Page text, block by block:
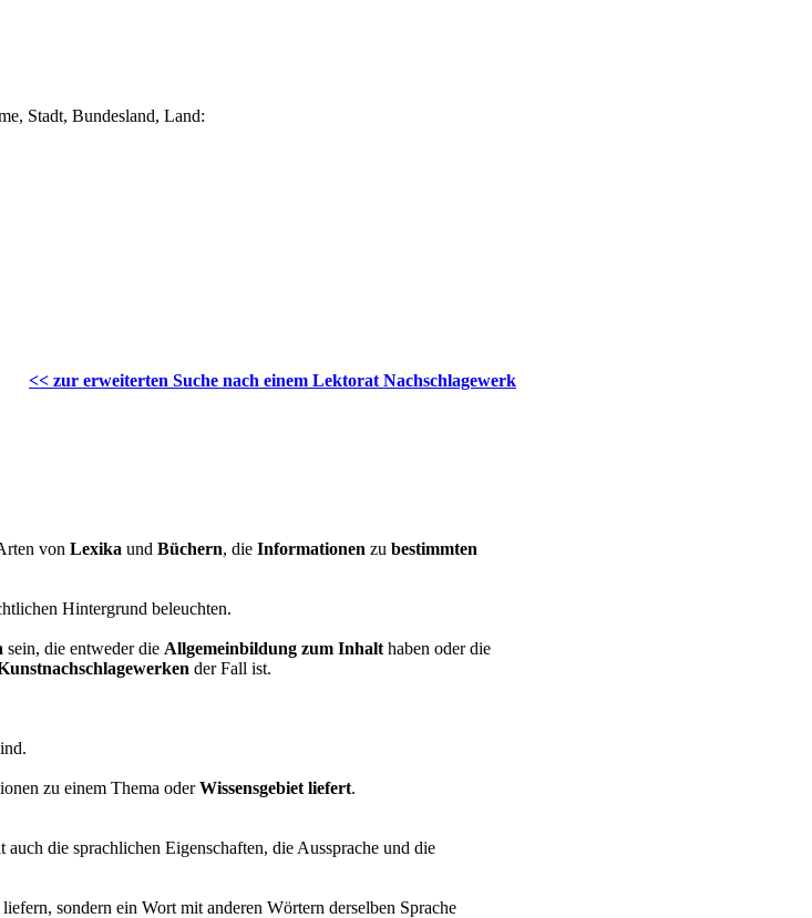
Stadt, Bundesland, Land:
<< zur erweiterten Suche nach einem Lektorat Nachschlagewerk
von Lexika und Büchern, die Informationen zu bestimmten
Hintergrund beleuchten.
sein, die entweder die Allgemeinbildung zum Inhalt haben oder die
der Fall ist.
zu einem Thema oderWissensgebiet liefert.
die sprachlichen Eigenschaften, die Aussprache und die
sondern ein Wort mit anderen Wörtern derselben Sprache